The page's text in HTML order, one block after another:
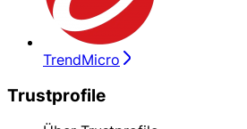
TrendMicro
Trustprofile